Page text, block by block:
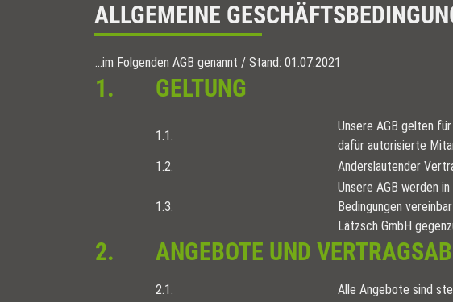
ALLGEMEINE
…im Folgenden AGB genannt / Stand: 01.07.2021
1. GELTUNG
1.1.
Unsere AGB gelten
dafür autorisierte
1.2.
Anderslautender
1.3.
Unsere AGB werden
Bedingungen
Lätzsch GmbH
2. ANGEBOTE UND
2.1.
Alle Angebote sind